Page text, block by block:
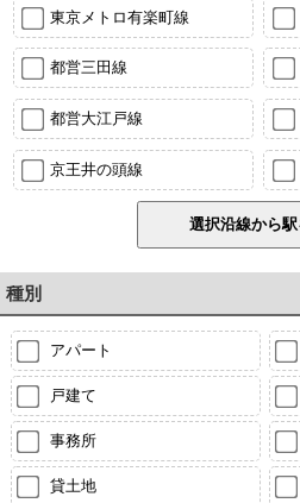
東京メトロ有楽町線
都営三田線
都営大江戸線
京王井の頭線
種別
アパート
戸建て
事務所
貸土地